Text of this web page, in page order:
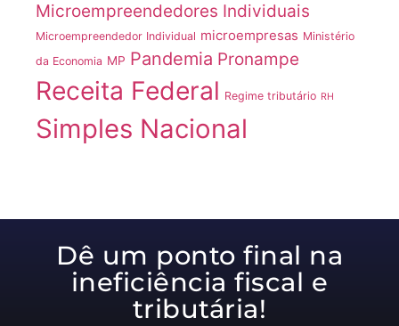
Microempreendedores Individuais
Microempreendedor Individual microempresas Ministério
da Economia MP Pandemia Pronampe
Receita Federal Regime tributário RH
Simples Nacional
Dê um ponto final na
ineficiência fiscal e
tributária!